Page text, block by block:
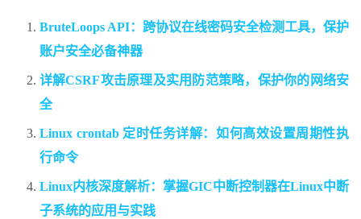
BruteLoops API：跨协议在线密码安全检测工具，保护
账户安全必备神器
详解CSRF攻击原理及实用防范策略，保护你的网络安
全
Linux crontab 定时任务详解：如何高效设置周期性执
行命令
Linux内核深度解析：掌握GIC中断控制器在Linux中断
子系统的应用与实践